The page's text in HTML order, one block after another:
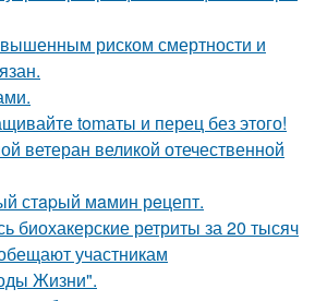
риском смертности и
tomаты и перец без этого!
ветеран великой отечественной
стapый мaмин рeцепт.
биохакерские ретриты за 20 тысяч
участникам
Жизни".